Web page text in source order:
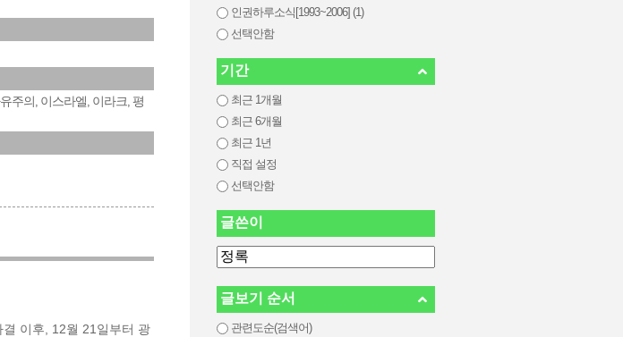
주의, 이스라엘, 이라크, 평
이후, 12월 21일부터 광
인권하루소식[1993~2006] (1)
선택안함
기간
최근 1개월
최근 6개월
최근 1년
직접 설정
선택안함
글쓴이
글보기 순서
관련도순(검색어)